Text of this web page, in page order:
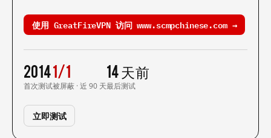
使用 GreatFireVPN 访问 www.scmpchinese.com →
2014
首次测试
1/1
被屏蔽 · 近 90 天
14 天前
最后测试
立即测试